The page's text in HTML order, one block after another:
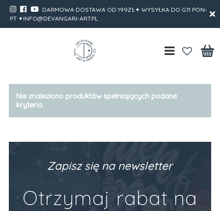
DARMOWA DOSTAWA OD 199ZŁ✦ WYSYŁKA DO G.11 PON-
PT ✦INFO@DEVANGARI-ART.PL
Nie znaleziono produktów spełniających podane
kryteria.
Zapisz się na newsletter
Otrzymaj rabat na